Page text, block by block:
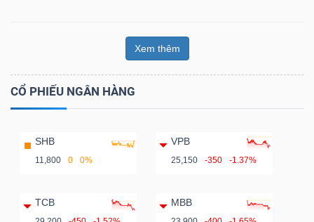
Xem thêm
CỔ PHIẾU NGÂN HÀNG
SHB
11,800 0 0%
VPB
25,150 -350 -1.37%
TCB MBB